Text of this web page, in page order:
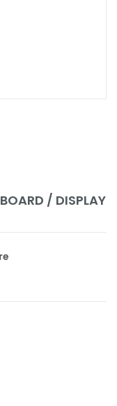
/ DISPLAY